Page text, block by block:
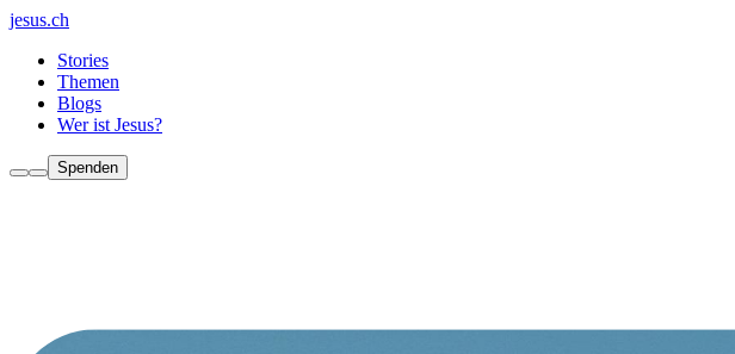
jesus.ch
Stories
Themen
Blogs
Wer ist Jesus?
Spenden